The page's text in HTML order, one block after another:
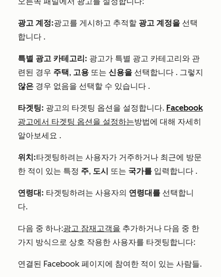
광고 계정:광고를 게시하고 추적할 광고 계정을 선택
합니다 .
특별 광고 카테고리: 광고가 특별 광고 카테고리와 관
련된 경우 주택, 고용 또는 신용을 선택합니다 . 그렇지
않은 경우 없음을 선택할 수 있습니다 .
타겟팅: 광고의 타겟팅 옵션을 설정합니다. Facebook
광고에서 타겟팅 옵션을 설정하는방법에 대해 자세히
알아보세요 .
위치:타겟팅하려는 사용자가 거주하거나 최근에 방문
한 적이 있는 특정 주, 도시 또는 국가를 입력합니다 .
연령대: 타겟팅하려는 사용자의 연령대를 선택합니
다.
다음 중 하나:광고 잠재고객을 추가하거나 다음 중 한
가지 방식으로 상호 작용한 사용자를 타겟팅합니다:
연결된 Facebook 페이지에 참여한 적이 있는 사람들.